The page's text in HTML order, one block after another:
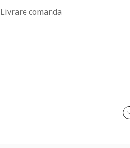
Livrare comanda